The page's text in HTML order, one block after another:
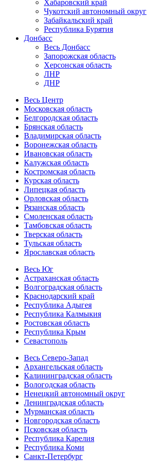
Хабаровский край
Чукотский автономный округ
Забайкальский край
Республика Бурятия
Донбасс
Весь Донбасс
Запорожская область
Херсонская область
ЛНР
ДНР
Весь Центр
Московская область
Белгородская область
Брянская область
Владимирская область
Воронежская область
Ивановская область
Калужская область
Костромская область
Курская область
Липецкая область
Орловская область
Рязанская область
Смоленская область
Тамбовская область
Тверская область
Тульская область
Ярославская область
Весь Юг
Астраханская область
Волгоградская область
Краснодарский край
Республика Адыгея
Республика Калмыкия
Ростовская область
Республика Крым
Севастополь
Весь Северо-Запад
Архангельская область
Калининградская область
Вологодская область
Ненецкий автономный округ
Ленинградская область
Мурманская область
Новгородская область
Псковская область
Республика Карелия
Республика Коми
Санкт-Петербург